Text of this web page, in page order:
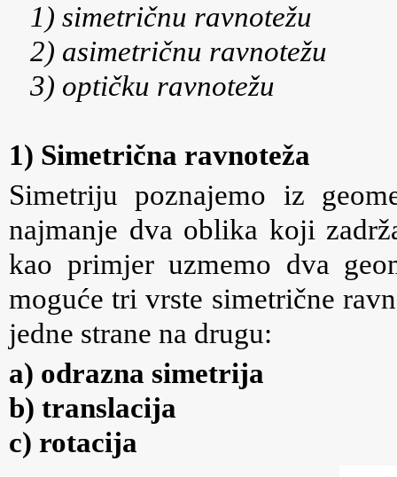
1) simetričnu ravnotežu
2) asimetričnu ravnotežu
3) optičku ravnotežu
1) Simetrična ravnoteža
Simetriju poznajemo iz
najmanje dva oblika koji
kao primjer uzmemo dva
moguće tri vrste simetrične
jedne strane na drugu:
a) odrazna simetrija
b) translacija
c) rotacija